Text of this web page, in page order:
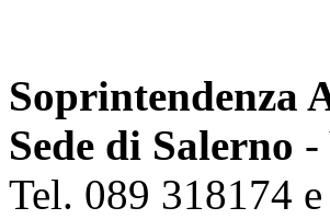
Soprintendenza
Sede di Salerno -
Tel. 089 318174